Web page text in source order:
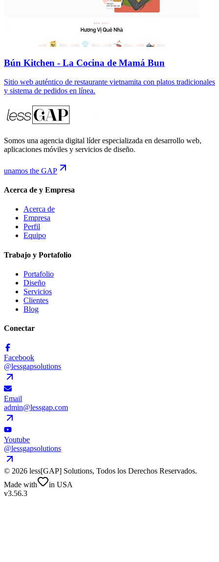
Bún Kitchen - La Cocina de Mamá Bun
Sitio web auténtico de restaurante vietnamita con platos tradicionales
y sistema de pedidos en línea.
Somos una agencia digital líder especializada en desarrollo web,
aplicaciones móviles y servicios de diseño.
unamos the GAP
Acerca de y Empresa
Acerca de
Empresa
Perfil
Equipo
Trabajo y Portafolio
Portafolio
Diseño
Servicios
Clientes
Blog
Conectar
Facebook
@lessgapsolutions
Email
admin@lessgap.com
Youtube
@lessgapsolutions
© 2026 less[GAP] Solutions, Todos los Derechos Reservados.
Made with
in USA
v3.56.3